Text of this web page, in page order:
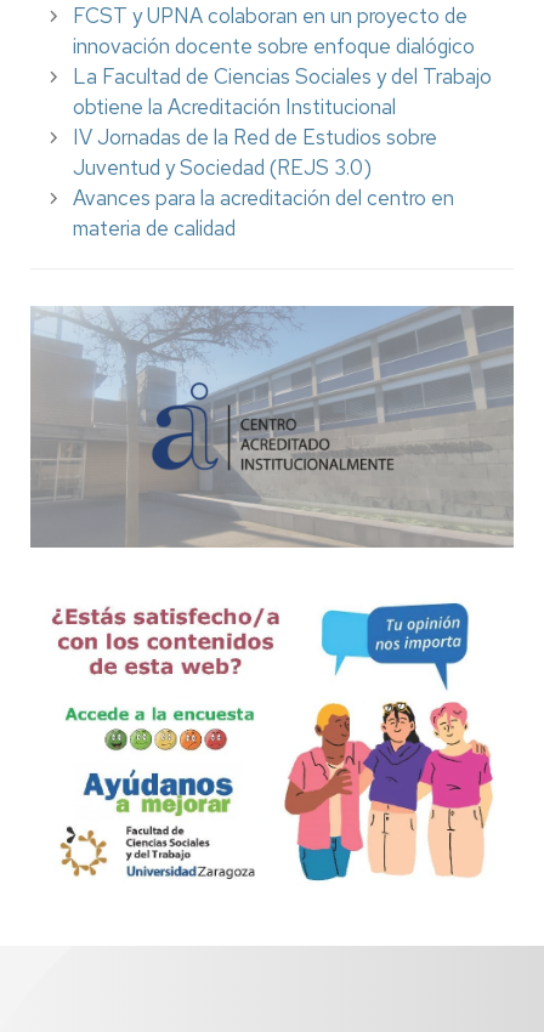
FCST y UPNA colaboran en un proyecto de
innovación docente sobre enfoque dialógico
La Facultad de Ciencias Sociales y del Trabajo
obtiene la Acreditación Institucional
IV Jornadas de la Red de Estudios sobre
Juventud y Sociedad (REJS 3.0)
Avances para la acreditación del centro en
materia de calidad